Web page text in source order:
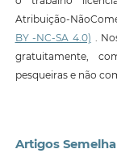
Atribuição-
BY -NC-SA 4.0) .
gratuitamente,
pesqueiras e não
Artigos